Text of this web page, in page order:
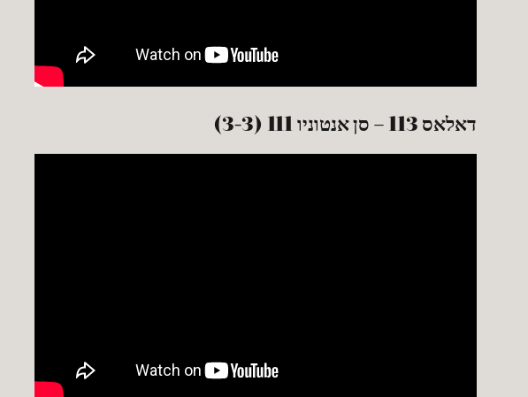
דאלאס 113 – סן אנטוניו 111 (3-3)